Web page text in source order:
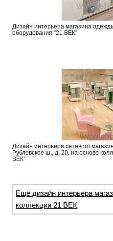
Дизайн интерьера магазина
оборудования “21 ВЕК”
Дизайн интерьера сетевого
Рублевское ш., д. 20, на основе
ВЕК”
Ещё дизайн интерьера
коллекции 21 ВЕК